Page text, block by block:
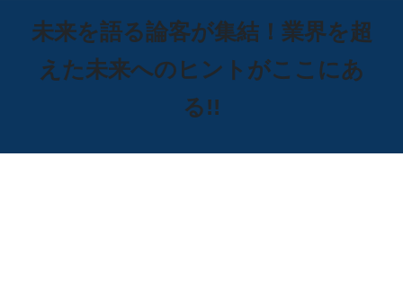
未来を語る論客が集結！業界を超
えた未来へのヒントがここにあ
る!!